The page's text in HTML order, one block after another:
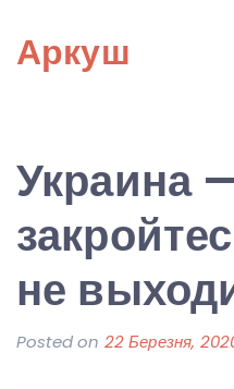
content
Аркуш
Украина
не
Posted on 22 Березня,